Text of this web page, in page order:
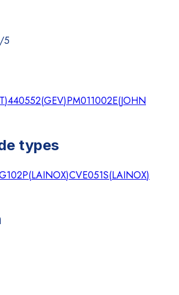
5
)440552(GEV)PM011002E(JOHN
types
(LAINOX)CVE051S(LAINOX)